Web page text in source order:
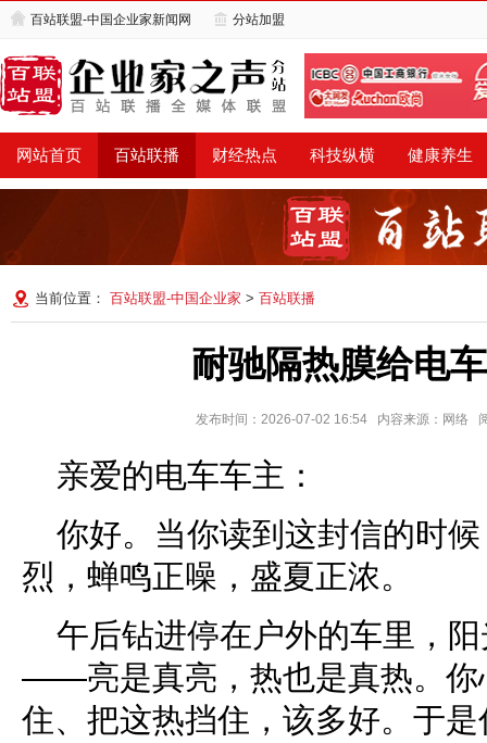
百站联盟-中国企业家新闻网 分站加盟
网站首页 百站联播 财经热点 科技纵横 健康养生
当前位置： 百站联盟-中国企业家 > 百站联播
耐驰隔热膜给电
发布时间：2026-07-02 16:54 内容来源：网络
亲爱的电车车主：
你好。当你读到这封信的时
烈，蝉鸣正噪，盛夏正浓。
午后钻进停在户外的车里，
——亮是真亮，热也是真热。你
住、把这热挡住，该多好。于